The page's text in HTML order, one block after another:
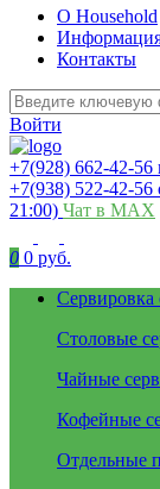
О Household
Контакты
Войти
+7(928) 662-42-56
+7(938) 522-42-
21:00) Чат в MAX
0 0 руб.
Сервировка
Столовые
Чайные
Кофейные
Отдельные